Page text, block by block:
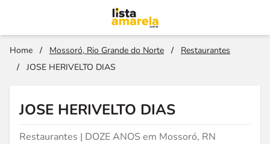
Home / Mossoró, Rio Grande do Norte /
Restaurantes
/
JOSE HERIVELTO DIAS
JOSE HERIVELTO DIAS
Restaurantes | DOZE ANOS em Mossoró, RN